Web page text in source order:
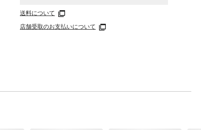
送料について
店舗受取のお支払いについて